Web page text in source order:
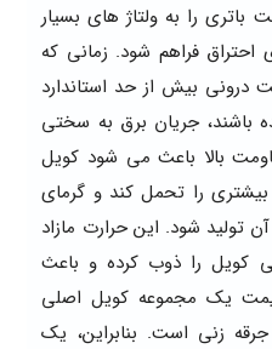
باتری را به ولتاژ های بسیار
احتراق فراهم شود. زمانی که
درونی بیش از حد استاندارد
باشند، جریان برق به سختی
بالا باعث می شود کویل
بیشتری را تحمل کند و گرمای
شود. این حرارت مازاد
کویل را ذوب کرده و باعث
یک مجموعه کویل اصلی
زنی است. بنابراین، یک